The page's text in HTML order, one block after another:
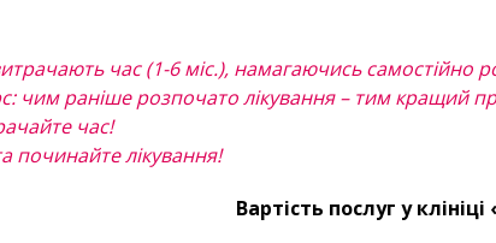
час (1-6 міс.), намагаючись самостійно
чим раніше розпочато лікування – тим кращий
час!
починайте лікування!
Вартість послуг у